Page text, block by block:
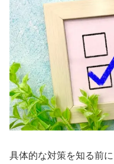
具体的な対策を知る前